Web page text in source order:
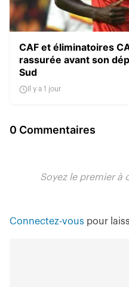
CAF et éliminatoires
rassurée avant son
Sud
Il y a 1 jour
0 Commentaires
Soyez le premier à
Connectez-vous pour